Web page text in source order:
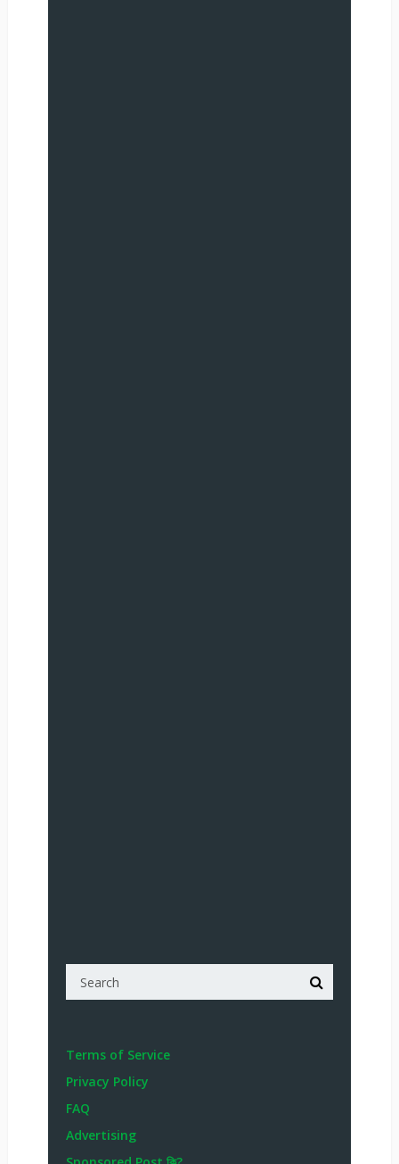
Terms of Service
Privacy Policy
FAQ
Advertising